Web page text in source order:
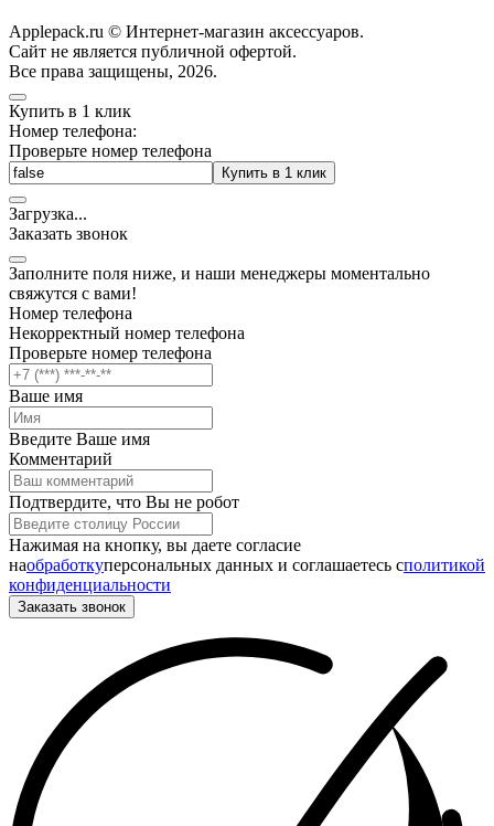
Applepack.ru © Интернет-магазин аксессуаров.
Cайт не является публичной офертой.
Все права защищены, 2026.
Купить в 1 клик
Номер телефона:
Проверьте номер телефона
Купить в 1 клик
Загрузка...
Заказать звонок
Заполните поля ниже, и наши менеджеры моментально
свяжутся с вами!
Номер телефона
Некорректный номер телефона
Проверьте номер телефона
Ваше имя
Введите Ваше имя
Комментарий
Подтвердите, что Вы не робот
Нажимая на кнопку, вы даете согласие
наобработкуперсональных данных и соглашаетесь cполитикой
конфиденциальности
Заказать звонок